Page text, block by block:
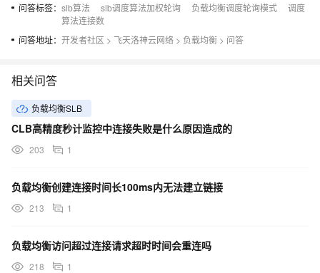
问答标签： slb算法 slb调度算法加权轮询 负载均衡调度轮询模式
调度
算法连接数
问答地址： 开发者社区 > 飞天洛神云网络 > 负载均衡 > 问答
相关问答
负载均衡SLB
CLB高精度秒计监控中连接失败是什么原因造成的
203 1
负载均衡创建连接时间长100ms内无法建立链接
213 1
负载均衡访问超过连接请求超时时间会重连吗
218 1